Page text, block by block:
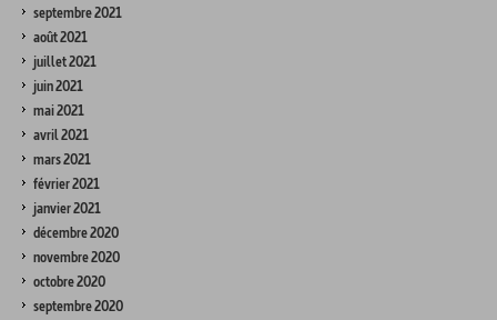
septembre 2021
août 2021
juillet 2021
juin 2021
mai 2021
avril 2021
mars 2021
février 2021
janvier 2021
décembre 2020
novembre 2020
octobre 2020
septembre 2020